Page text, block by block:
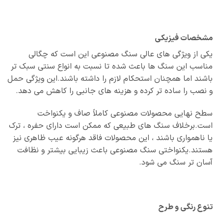
مشخصات فیزیکی
یکی از ویژگی های عالی سنگ مصنوعی این است که چگالی
مناسب این سنگ‌ ها باعث شده تا نسبت به انواع سنتی سبک‌ تر
باشند اما همچنان استحکام لازم را داشته باشند.این ویژگی حمل
و نصب را ساده‌ تر کرده و هزینه‌ های جانبی را کاهش می‌ دهد.
سطح نهایی محصولات مصنوعی کاملاً صاف و یکنواخت
است.برخلاف سنگ‌ های طبیعی که ممکن است دارای حفره ، ترک
یا ناهمواری باشند ، این محصولات فاقد هرگونه عیب ظاهری نیز
هستند.یکنواختی سنگ مصنوعی باعث زیبایی بیشتر و نظافت
آسان‌ تر سنگ می‌ شود.
تنوع رنگی و طرح